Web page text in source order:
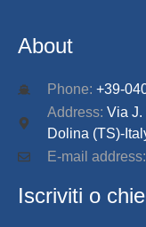
About
Phone: +39-
Address: Via J.
Dolina (TS)-
E-mail
Iscriviti o